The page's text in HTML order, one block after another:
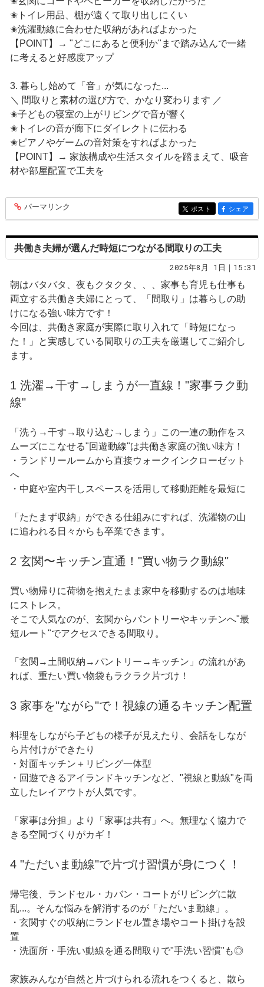
✬トイレ用品、棚が遠くて取り出しにくい
✬洗濯動線に合わせた収納があればよかった
【POINT】→ "どこにあると便利か"まで踏み込んで一緒
に考えると好感度アップ
3. 暮らし始めて「音」が気になった...
＼ 間取りと素材の選び方で、かなり変わります ／
✬子どもの寝室の上がリビングで音が響く
✬トイレの音が廊下にダイレクトに伝わる
✬ピアノやゲームの音対策をすればよかった
【POINT】→ 家族構成や生活スタイルを踏まえて、吸音
材や部屋配置で工夫を
entry371
パーマリンク entry371
ポスト entry371
シェア
共働き夫婦が選んだ時短につながる間取りの工夫
2025年8月 1日｜15:31
朝はバタバタ、夜もクタクタ、、、家事も育児も仕事も
両立する共働き夫婦にとって、「間取り」は暮らしの助
けになる強い味方です！
今回は、共働き家庭が実際に取り入れて「時短になっ
た！」と実感している間取りの工夫を厳選してご紹介し
ます。
1 洗濯→干す→しまうが一直線！"家事ラク動
線"
「洗う→干す→取り込む→しまう」この一連の動作をス
ムーズにこなせる"回遊動線"は共働き家庭の強い味方！
・ランドリールームから直接ウォークインクローゼット
へ
・中庭や室内干しスペースを活用して移動距離を最短に
「たたまず収納」ができる仕組みにすれば、洗濯物の山
に追われる日々からも卒業できます。
2 玄関〜キッチン直通！"買い物ラク動線"
買い物帰りに荷物を抱えたまま家中を移動するのは地味
にストレス。
そこで人気なのが、玄関からパントリーやキッチンへ"最
短ルート"でアクセスできる間取り。
「玄関→土間収納→パントリー→キッチン」の流れがあ
れば、重たい買い物袋もラクラク片づけ！
3 家事を"ながら"で！視線の通るキッチン配置
料理をしながら子どもの様子が見えたり、会話をしなが
ら片付けができたり
・対面キッチン＋リビング一体型
・回遊できるアイランドキッチンなど、"視線と動線"を両
立したレイアウトが人気です。
「家事は分担」より「家事は共有」へ。無理なく協力で
きる空間づくりがカギ！
4 "ただいま動線"で片づけ習慣が身につく！
帰宅後、ランドセル・カバン・コートがリビングに散
乱...。そんな悩みを解消するのが「ただいま動線」。
・玄関すぐの収納にランドセル置き場やコート掛けを設
置
・洗面所・手洗い動線を通る間取りで"手洗い習慣"も◎
家族みんなが自然と片づけられる流れをつくると、散ら